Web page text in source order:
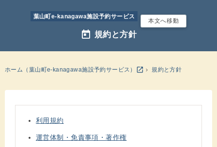
葉山町e-kanagawa施設予約サービス
本文へ移動
today 規約と方針
ホーム（葉山町e-kanagawa施設予約サービス） open_in_new 規約と方針
利用規約
運営体制・免責事項・著作権